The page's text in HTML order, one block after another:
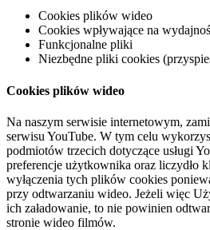
Cookies plików wideo
Cookies wpływające na
Funkcjonalne pliki
Niezbędne pliki cookies
Cookies plików wideo
Na naszym serwisie internetowym,
serwisu YouTube. W tym celu
podmiotów trzecich dotyczące usługi
preferencje użytkownika oraz liczydło
wyłączenia tych plików cookies
przy odtwarzaniu wideo. Jeżeli więc
ich załadowanie, to nie powinien
stronie wideo filmów.